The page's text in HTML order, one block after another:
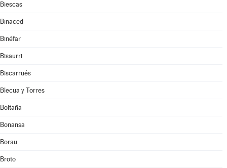
Biescas
Binaced
Binéfar
Bisaurri
Biscarrués
Blecua y Torres
Boltaña
Bonansa
Borau
Broto